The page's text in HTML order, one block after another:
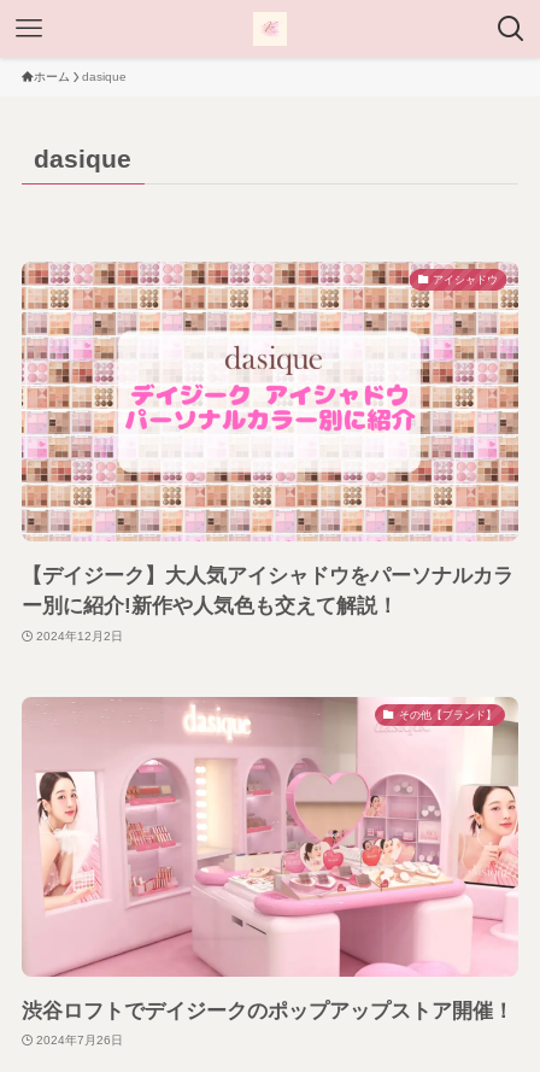
ホーム dasique
dasique
アイシャドウ
【デイジーク】大人気アイシャドウをパーソナルカラ
ー別に紹介!新作や人気色も交えて解説！
2024年12月2日
その他【ブランド】
渋谷ロフトでデイジークのポップアップストア開催！
2024年7月26日